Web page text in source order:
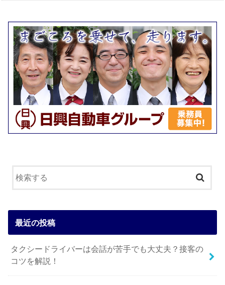
最近の投稿
タクシードライバーは会話が苦手でも大丈夫？接客の
コツを解説！